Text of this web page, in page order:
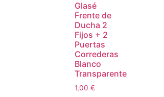
Glasé
Frente de
Ducha 2
Fijos + 2
Puertas
Correderas
Blanco
Transparente
1,00 €